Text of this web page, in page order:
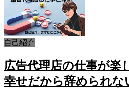
自己紹介
広告代理店の仕事が楽
幸せだから辞められな